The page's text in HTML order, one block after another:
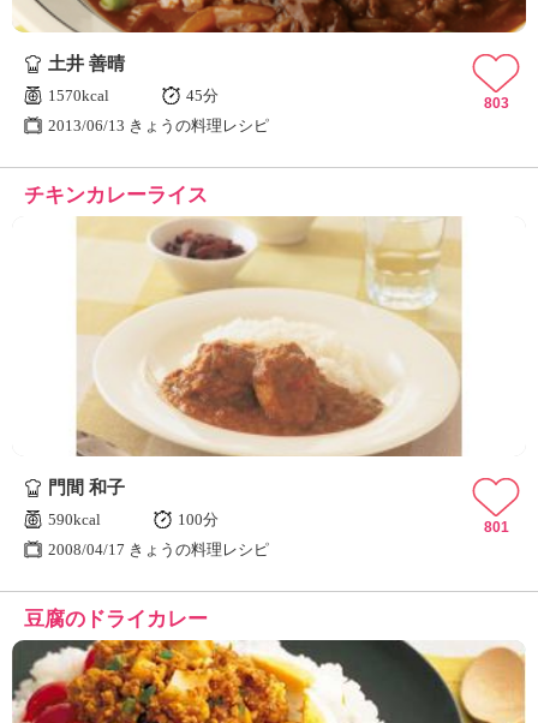
土井 善晴
1570kcal
45分
2013/06/13 きょうの料理レシピ
803
チキンカレーライス
門間 和子
590kcal
100分
2008/04/17 きょうの料理レシピ
801
豆腐のドライカレー